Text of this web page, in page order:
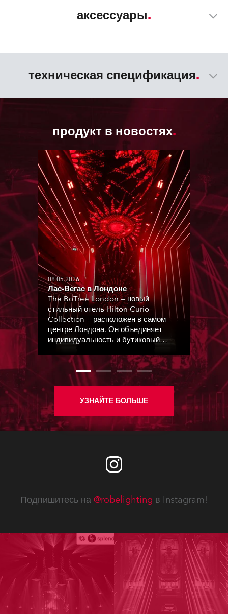
аксессуары
техническая спецификация
продукт в новостях
08.05.2026
Лас-Вегас в Лондоне
The BoTree London — новый
стильный отель Hilton Curio
Collection — расположен в самом
центре Лондона. Он объединяет
индивидуальность и бутиковый
атмосферой динамичного
мегаполиса.
УЗНАЙТЕ БОЛЬШЕ
Подпишитесь на @robelighting в Instagram!